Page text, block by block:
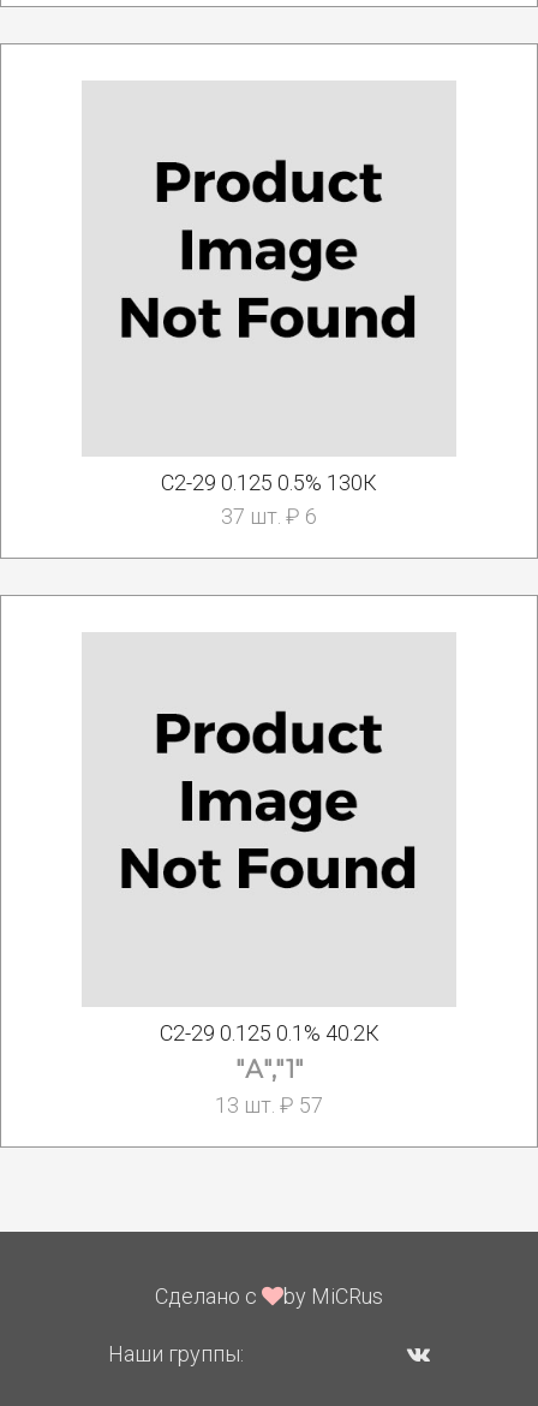
С2-29 0.125 0.5% 130К
37 шт. ₽ 6
С2-29 0.125 0.1% 40.2К
"А","1"
13 шт. ₽ 57
Сделано с by MiCRus
Наши группы: